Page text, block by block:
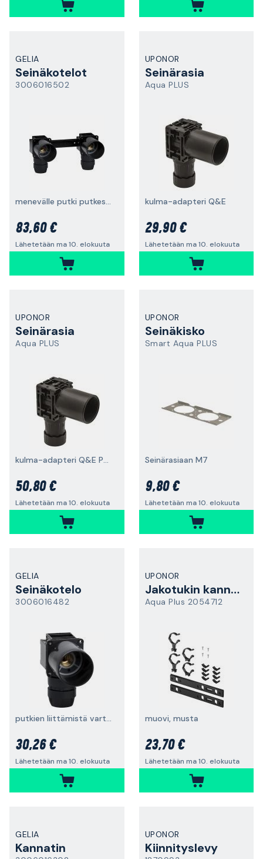
GELIA
Seinäkotelot
3006016502
menevälle putki putkessa -liitännälle
83,60 €
Lähetetään ma 10. elokuuta
UPONOR
Seinärasia
Aqua PLUS
kulma-adapteri Q&E
29,90 €
Lähetetään ma 10. elokuuta
UPONOR
Seinärasia
Aqua PLUS
kulma-adapteri Q&E PPSU
50,80 €
Lähetetään ma 10. elokuuta
UPONOR
Seinäkisko
Smart Aqua PLUS
Seinärasiaan M7
9,80 €
Lähetetään ma 10. elokuuta
GELIA
Seinäkotelo
3006016482
putkien liittämistä varten
30,26 €
Lähetetään ma 10. elokuuta
UPONOR
Jakotukin kannatin
Aqua Plus 2054712
muovi, musta
23,70 €
Lähetetään ma 10. elokuuta
GELIA
Kannatin
UPONOR
Kiinnityslevy